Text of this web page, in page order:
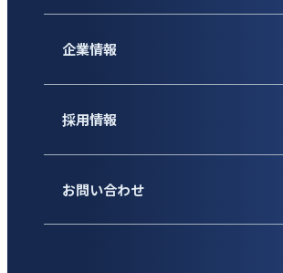
企業情報
採用情報
お問い合わせ